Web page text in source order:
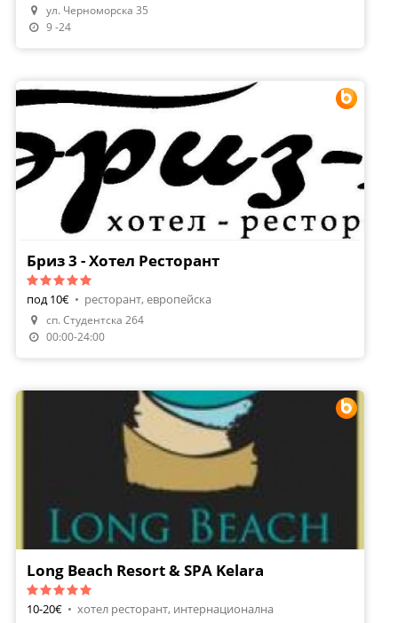
ул. Черноморска 35
9 -24
Направи Резервация
Бриз 3 - Хотел Ресторант
под 10€ • ресторант, европейска
сп. Студентска 264
00:00-24:00
Long Beach Resort & SPA Kelara
10-20€ • хотел ресторант, интернационална